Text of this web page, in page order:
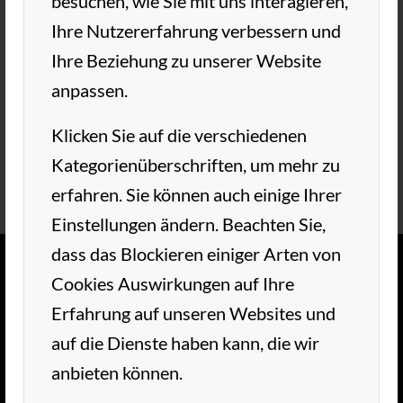
Ihre Nutzererfahrung verbessern und
Ihre Beziehung zu unserer Website
anpassen.
Klicken Sie auf die verschiedenen
Kategorienüberschriften, um mehr zu
erfahren. Sie können auch einige Ihrer
Einstellungen ändern. Beachten Sie,
dass das Blockieren einiger Arten von
Cookies Auswirkungen auf Ihre
Erfahrung auf unseren Websites und
auf die Dienste haben kann, die wir
anbieten können.
13. OKTOBER 2024
TC AUE WEDEL
Herzlich Willkommen im TC Aue Wedel.